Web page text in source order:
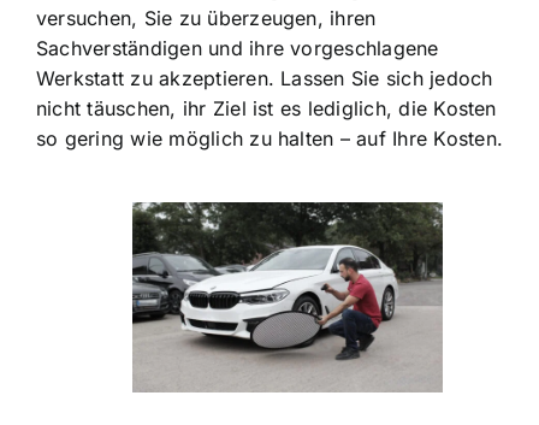
versuchen, Sie zu überzeugen, ihren
Sachverständigen und ihre vorgeschlagene
Werkstatt zu akzeptieren. Lassen Sie sich jedoch
nicht täuschen, ihr Ziel ist es lediglich, die Kosten
so gering wie möglich zu halten – auf Ihre Kosten.